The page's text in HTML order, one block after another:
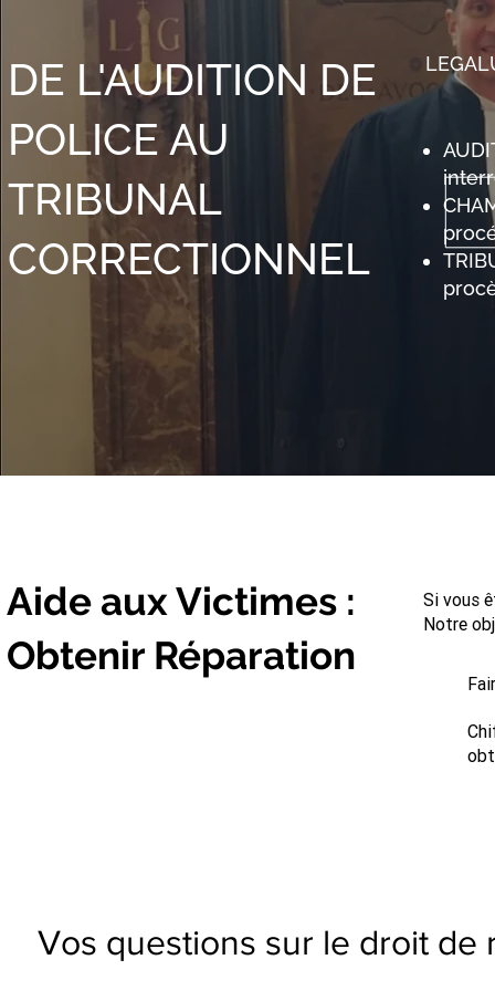
DE L'AUDITION DE
POLICE AU
TRIBUNAL
CORRECTIONNEL
Aide aux Victimes :
Obtenir Réparation
Si vous
Notre
Vos questions sur le droit de